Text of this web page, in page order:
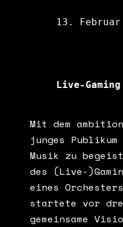
13. Februar
Live-
Mit dem
junges
Musik zu
des (Live-
eines
startete vor
gemeinsame